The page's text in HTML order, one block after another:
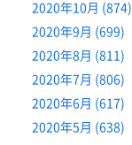
2020年10月 (874)
2020年9月 (699)
2020年8月 (811)
2020年7月 (806)
2020年6月 (617)
2020年5月 (638)